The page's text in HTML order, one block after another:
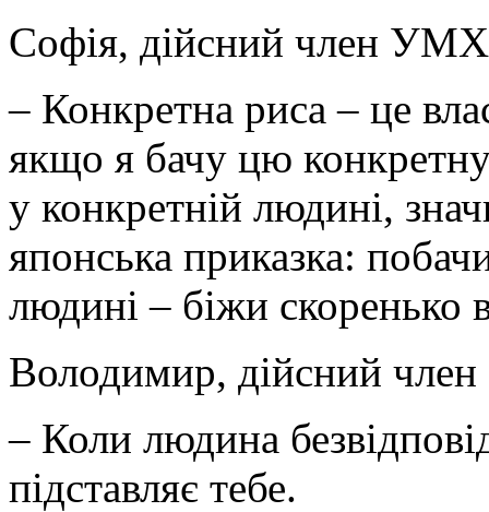
Софія, дійсний член
– Конкретна риса – це
якщо я бачу цю
у конкретній людині,
японська приказка:
людині – біжи скоренько
Володимир, дійсний
– Коли людина
підставляє тебе.